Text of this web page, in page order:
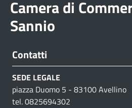
Camera di
Sannio
Contatti
SEDE LEGALE
piazza Duomo 5 - 83100 Avellino
tel. 0825694302